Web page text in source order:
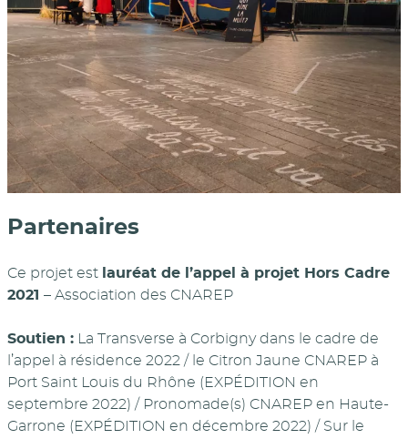
Partenaires
Ce projet est lauréat de l’appel à projet Hors Cadre
2021 – Association des CNAREP
Soutien : La Transverse à Corbigny dans le cadre de
l’appel à résidence 2022 / le Citron Jaune CNAREP à
Port Saint Louis du Rhône (EXPÉDITION en
septembre 2022) / Pronomade(s) CNAREP en Haute-
Garrone (EXPÉDITION en décembre 2022) / Sur le